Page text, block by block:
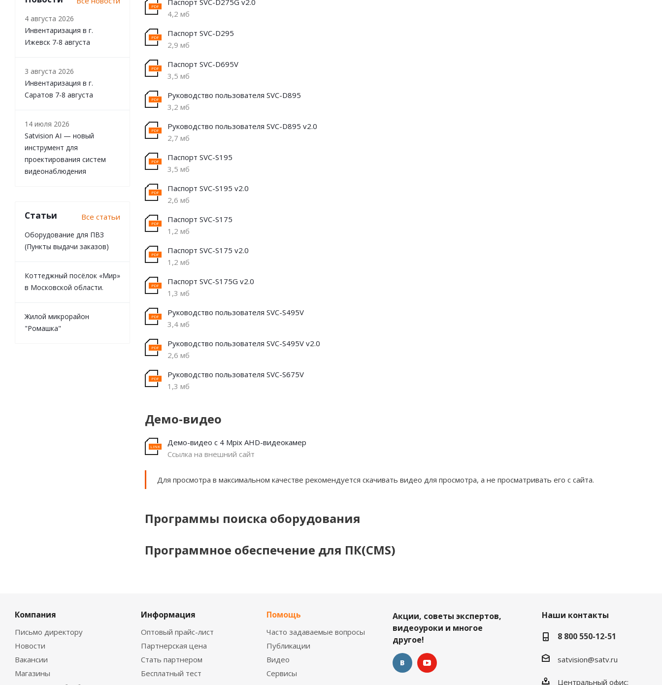
Паспорт SVC-D275G v2.0
4,2 мб
Паспорт SVC-D295
2,9 мб
Паспорт SVC-D695V
3,5 мб
Руководство пользователя SVC-D895
3,2 мб
Руководство пользователя SVC-D895 v2.0
2,7 мб
Паспорт SVC-S195
3,5 мб
Паспорт SVC-S195 v2.0
2,6 мб
Паспорт SVC-S175
1,2 мб
Паспорт SVC-S175 v2.0
1,2 мб
Паспорт SVC-S175G v2.0
1,3 мб
Руководство пользователя SVC-S495V
3,4 мб
Руководство пользователя SVC-S495V v2.0
2,6 мб
Руководство пользователя SVC-S675V
1,3 мб
Демо-видео
Демо-видео с 4 Mpix AHD-видеокамер
Ссылка на внешний сайт
Для просмотра в максимальном качестве рекомендуется скачивать видео для просмотра, а не просматривать его с сайта.
Программы поиска оборудования
Программное обеспечение для ПК(CMS)
4 августа 2026
Инвентаризация в г.
Ижевск 7-8 августа
3 августа 2026
Инвентаризация в г.
Саратов 7-8 августа
14 июля 2026
Satvision AI — новый
инструмент для
проектирования систем
видеонаблюдения
Статьи Все статьи
Оборудование для ПВЗ
(Пункты выдачи заказов)
Коттеджный посёлок «Мир»
в Московской области.
Жилой микрорайон
"Ромашка"
Компания
Письмо директору
Новости
Вакансии
Магазины
Информация
Оптовый прайс-лист
Партнерская цена
Стать партнером
Бесплатный тест
Помощь
Часто задаваемые вопросы
Публикации
Видео
Сервисы
Акции, советы экспертов,
видеоуроки и многое
другое!
Наши контакты
8 800 550-12-51
satvision@satv.ru
Центральный офис: